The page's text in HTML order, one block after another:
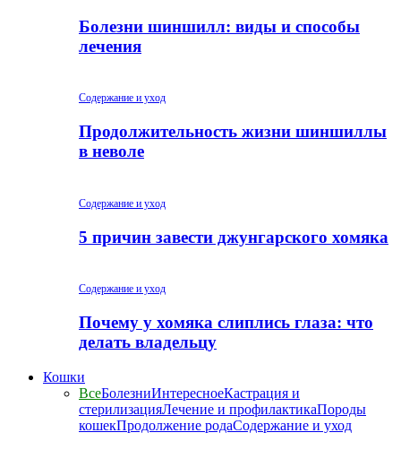
Болезни шиншилл: виды и способы
лечения
Содержание и уход
Продолжительность жизни шиншиллы
в неволе
Содержание и уход
5 причин завести джунгарского хомяка
Содержание и уход
Почему у хомяка слиплись глаза: что
делать владельцу
Кошки
ВсеБолезниИнтересноеКастрация и
стерилизацияЛечение и профилактикаПороды
кошекПродолжение родаСодержание и уход